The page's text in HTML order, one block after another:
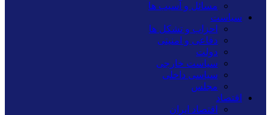
مسائل و آسیب ها
سیاست
احزاب و تشکل ها
دفاعی و امنیتی
دولت
سیاست خارجی
سیاسی داخلی
مجلس
اقتصاد
اقتصاد ایران